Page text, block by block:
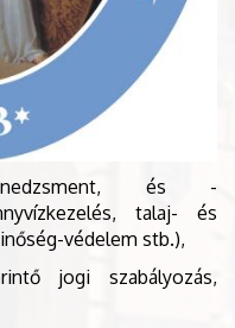
és -
talaj- és
védelem stb.),
jogi szabályozás,